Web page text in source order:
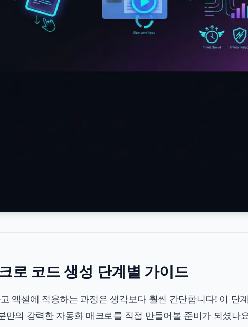
로 코드 생성 단계별 가이드
엑셀에 적용하는 과정은 생각보다 훨씬 간단합니다! 이 단
의 강력한 자동화 매크로를 직접 만들어볼 준비가 되셨나